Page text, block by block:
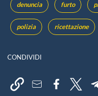
denuncia furto
polizia ricettazione
CONDIVIDI